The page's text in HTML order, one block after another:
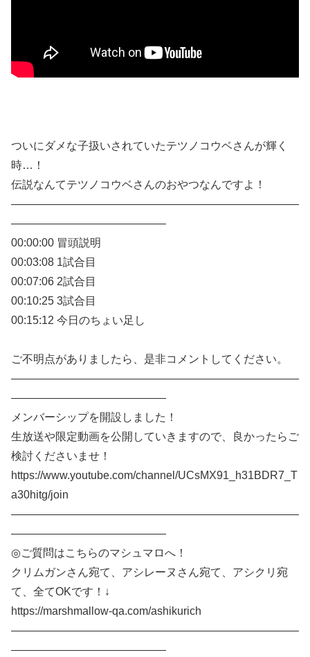
ついにダメな子扱いされていたテツノコウベさんが輝く
時…！
伝説なんてテツノコウベさんのおやつなんですよ！
——————————————————————————
——————————————
00:00:00 冒頭説明
00:03:08 1試合目
00:07:06 2試合目
00:10:25 3試合目
00:15:12 今日のちょい足し
ご不明点がありましたら、是非コメントしてください。
——————————————————————————
——————————————
メンバーシップを開設しました！
生放送や限定動画を公開していきますので、良かったらご
検討くださいませ！
https://www.youtube.com/channel/UCsMX91_h31BDR7_T
a30hitg/join
——————————————————————————
——————————————
◎ご質問はこちらのマシュマロへ！
クリムガンさん宛て、アシレーヌさん宛て、アシクリ宛
て、全てOKです！↓
https://marshmallow-qa.com/ashikurich
——————————————————————————
——————————————